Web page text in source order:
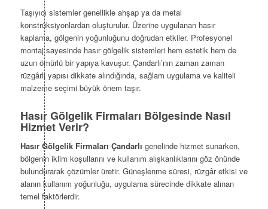
Taşıyıcı sistemler genellikle ahşap ya da metal
konstrüksiyonlardan oluşturulur. Üzerine uygulanan hasır
kaplama, gölgenin yoğunluğunu doğrudan etkiler. Profesyonel
montaj sayesinde hasır gölgelik sistemleri hem estetik hem de
uzun ömürlü bir yapıya kavuşur. Çandarlı’nın zaman zaman
rüzgârlı yapısı dikkate alındığında, sağlam uygulama ve kaliteli
malzeme seçimi büyük önem taşır.
Hasır Gölgelik Firmaları Bölgesinde Nasıl
Hizmet Verir?
Hasır Gölgelik Firmaları Çandarlı genelinde hizmet sunarken,
bölgenin iklim koşullarını ve kullanım alışkanlıklarını göz önünde
bulundurarak çözümler üretir. Güneşlenme süresi, rüzgâr etkisi ve
alanın kullanım yoğunluğu, uygulama sürecinde dikkate alınan
temel faktörlerdir.